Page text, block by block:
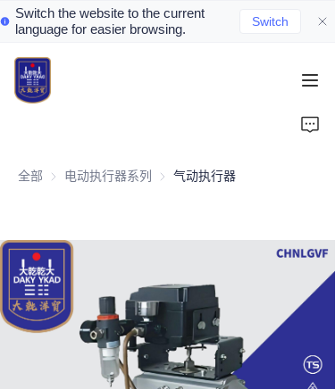
Switch the website to the current
language for easier browsing.
Switch
全部 电动执行器系列 电动执行器系列
气动执行器
Home
Valve Products
Valve News
Contact Us